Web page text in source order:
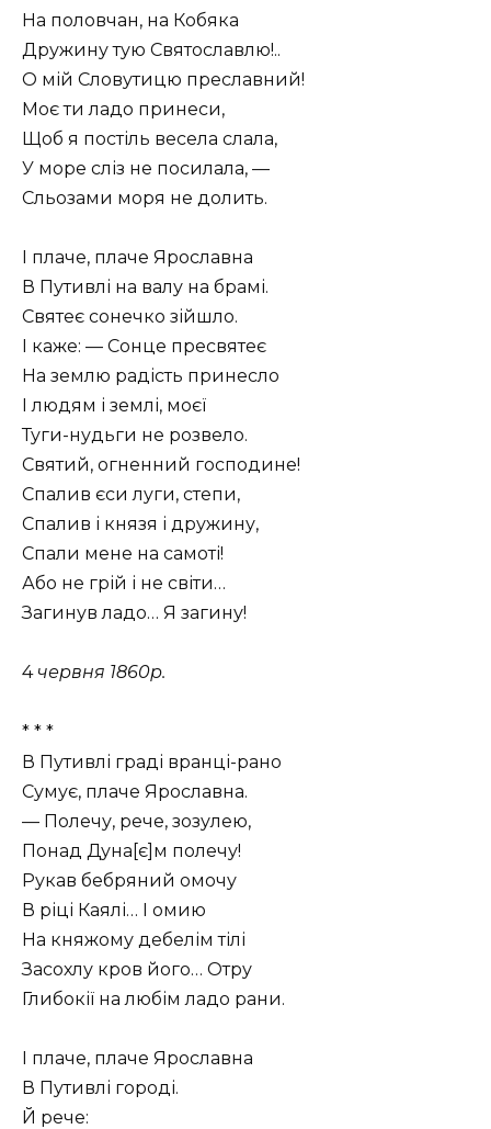
На половчан, на Кобяка
Дружину тую Святославлю!..
О мій Словутицю преславний!
Моє ти ладо принеси,
Щоб я постіль весела слала,
У море сліз не посилала, —
Сльозами моря не долить.
І плаче, плаче Ярославна
В Путивлі на валу на брамі.
Святеє сонечко зійшло.
І каже: — Сонце пресвятеє
На землю радість принесло
І людям і землі, моєї
Туги-нудьги не розвело.
Святий, огненний господине!
Спалив єси луги, степи,
Спалив і князя і дружину,
Спали мене на самоті!
Або не грій і не світи…
Загинув ладо… Я загину!
4 червня 1860р.
* * *
В Путивлі граді вранці-рано
Сумує, плаче Ярославна.
— Полечу, рече, зозулею,
Понад Дуна[є]м полечу!
Рукав бебряний омочу
В ріці Каялі… І омию
На княжому дебелім тілі
Засохлу кров його… Отру
Глибокії на любім ладо рани.
І плаче, плаче Ярославна
В Путивлі городі.
Й рече: